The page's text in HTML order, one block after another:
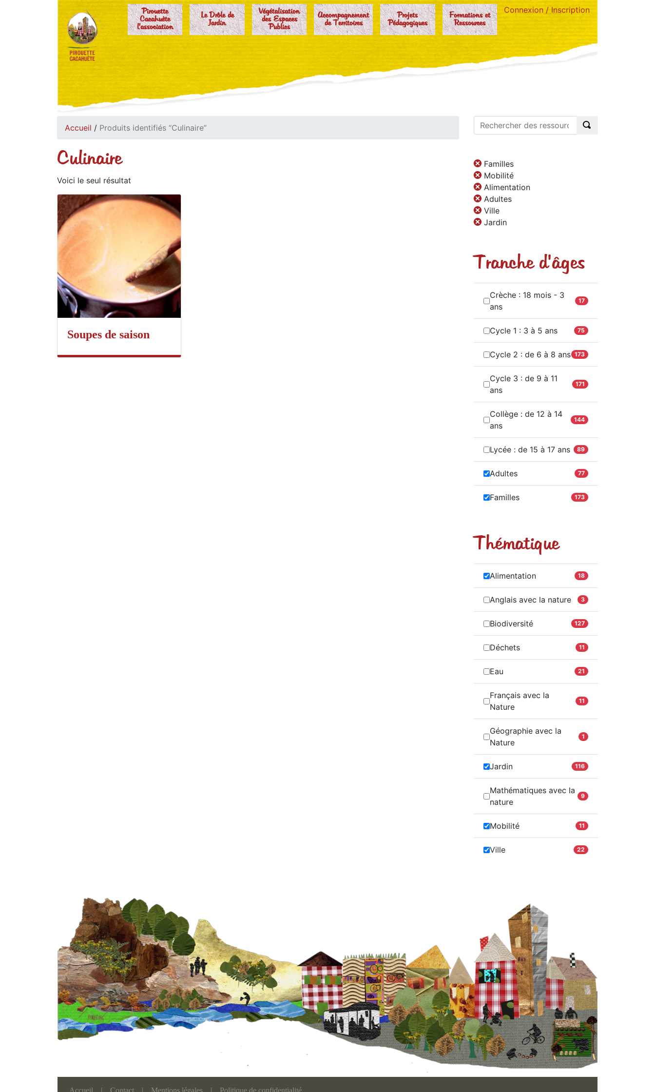
Pirouette
Cacahuète
l'association
Le Drôle de
Jardin
Végétalisation
des Espaces
Publics
Accompagnement
de Territoires
Projets
Pédagogiques
Formations et
Ressources
Connexion / Inscription
Accueil / Produits identifiés “Culinaire”
Culinaire
Voici le seul résultat
Soupes de saison
Familles
Mobilité
Alimentation
Adultes
Ville
Jardin
Tranche d'âges
Crèche : 18 mois - 3
ans
17
Cycle 1 : 3 à 5 ans 75
Cycle 2 : de 6 à 8 ans 173
Cycle 3 : de 9 à 11
ans
171
Collège : de 12 à 14
ans
144
Lycée : de 15 à 17 ans 89
Adultes 77
Familles 173
Thématique
Alimentation 18
Anglais avec la nature 3
Biodiversité 127
Déchets 11
Eau 21
Français avec la
Nature
11
Géographie avec la
Nature
1
Jardin 116
Mathématiques avec la
nature
9
Mobilité 11
Ville 22